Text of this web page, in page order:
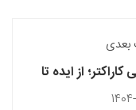
از ایده تا